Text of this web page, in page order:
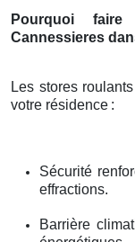
Pourquoi
Cannessieres
Les stores
votre résidence :
Sécurité
effractions.
Barrière